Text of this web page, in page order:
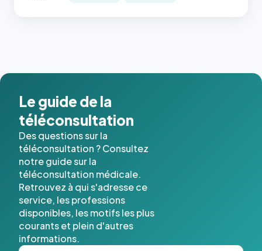
Le guide de la
téléconsultation
Des questions sur la
téléconsultation ? Consultez
notre guide sur la
téléconsultation médicale.
Retrouvez à qui s'adresse ce
service, les professions
disponibles, les motifs les plus
courants et plein d'autres
informations.